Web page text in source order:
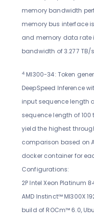
memory bandwidth
memory bus interface
and memory data rate
bandwidth of 3.277
4 MI300-34: Token
DeepSpeed Inference
input sequence length
sequence length of
yield the highest
comparison based on
docker container for
Configurations:
2P Intel Xeon Platinum
AMD Instinct™ MI300X
build of ROCm™ 6.0,